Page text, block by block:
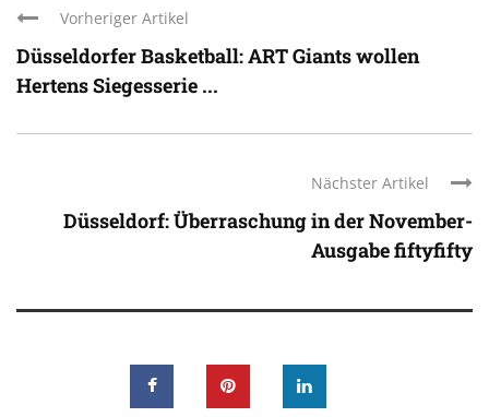
Vorheriger Artikel
Düsseldorfer Basketball: ART Giants wollen
Hertens Siegesserie ...
Nächster Artikel
Düsseldorf: Überraschung in der November-
Ausgabe fiftyfifty